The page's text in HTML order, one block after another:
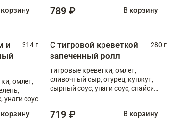
корзину 789 ₽ В корзину
и
314 г
омлет,
унаги соус
корзину
С тигровой креветкой
запеченный ролл
280 г
тигровые креветки, омлет,
сливочный сыр, огурец, кунжут,
сырный соус, унаги соус, спайси
719 ₽ В корзину